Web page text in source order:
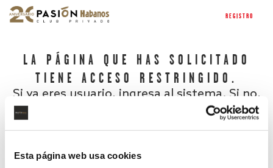
Esta página web usa cookies
REGISTRO
LA PÁGINA QUE HAS SOLICITADO
TIENE ACCESO RESTRINGIDO.
Si ya eres usuario, ingresa al sistema. Si no,